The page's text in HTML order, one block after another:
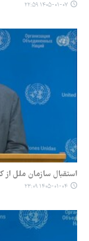
۱۴۰۵-۰۱-۰۷ ۲۲:۵۹
استقبال سازمان ملل از
۱۴۰۵-۰۱-۰۴ ۲۳:۰۹